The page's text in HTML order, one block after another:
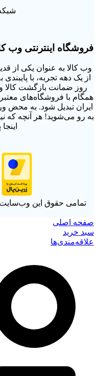
فروشگاه اینترنتی وب
وب کالا به عنوان یکی از
روز ضمانت بازگشت کالا
همگام با فروشگاه‌های
ایران تبدیل شود. به محض
به رو می‌شوید! هر آنچه که
تمامی حقوق اين وب‌سايت
صفحه اصلی
سبد خرید
علاقه‌مندی‌ها